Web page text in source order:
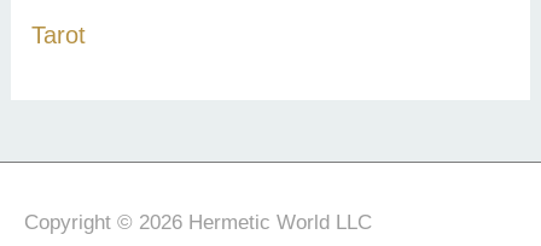
Tarot
Copyright © 2026 Hermetic World LLC